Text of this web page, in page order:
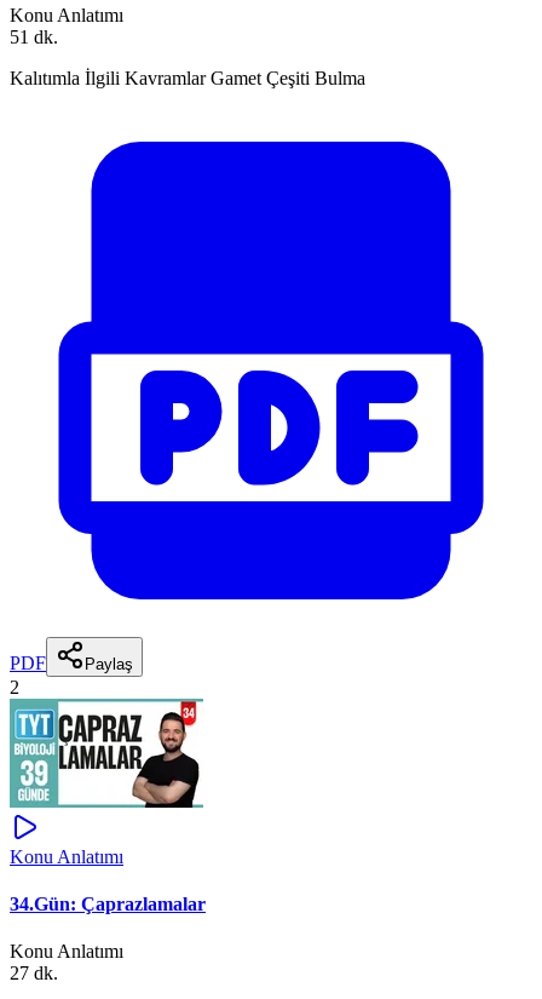
Konu Anlatımı
51 dk.
Kalıtımla İlgili Kavramlar Gamet Çeşiti Bulma
PDF Paylaş
2
Konu Anlatımı
34.Gün: Çaprazlamalar
Konu Anlatımı
27 dk.